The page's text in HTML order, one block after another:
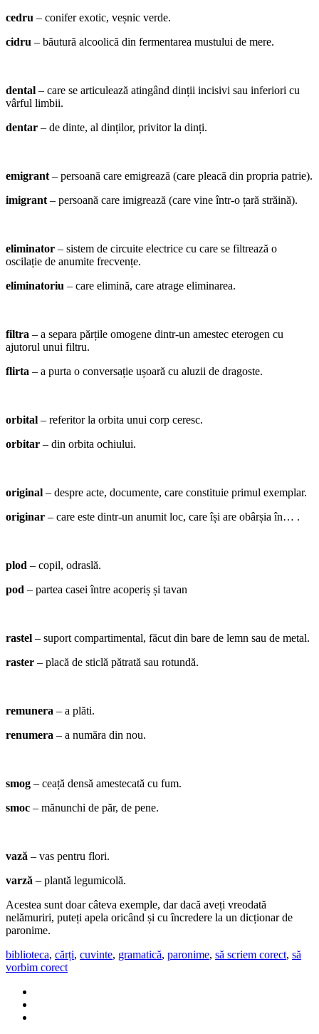
cedru – conifer exotic, veșnic verde.
cidru – băutură alcoolică din fermentarea mustului de mere.
dental – care se articulează atingând dinții incisivi sau inferiori cu
vârful limbii.
dentar – de dinte, al dinților, privitor la dinți.
emigrant – persoană care emigrează (care pleacă din propria patrie).
imigrant – persoană care imigrează (care vine într-o țară străină).
eliminator – sistem de circuite electrice cu care se filtrează o
oscilație de anumite frecvențe.
eliminatoriu – care elimină, care atrage eliminarea.
filtra – a separa părțile omogene dintr-un amestec eterogen cu
ajutorul unui filtru.
flirta – a purta o conversație ușoară cu aluzii de dragoste.
orbital – referitor la orbita unui corp ceresc.
orbitar – din orbita ochiului.
original – despre acte, documente, care constituie primul exemplar.
originar – care este dintr-un anumit loc, care își are obârșia în… .
plod – copil, odraslă.
pod – partea casei între acoperiș și tavan
rastel – suport compartimental, făcut din bare de lemn sau de metal.
raster – placă de sticlă pătrată sau rotundă.
remunera – a plăti.
renumera – a număra din nou.
smog – ceață densă amestecată cu fum.
smoc – mănunchi de păr, de pene.
vază – vas pentru flori.
varză – plantă legumicolă.
Acestea sunt doar câteva exemple, dar dacă aveți vreodată
nelămuriri, puteți apela oricând și cu încredere la un dicționar de
paronime.
biblioteca, cărți, cuvinte, gramatică, paronime, să scriem corect, să
vorbim corect